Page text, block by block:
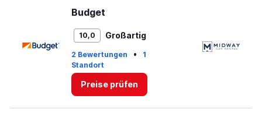
Budget
10,0 Großartig
2 Bewertungen •
1
Standort
Preise prüfen